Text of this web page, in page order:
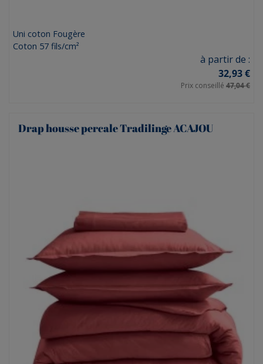
Uni coton Fougère
Coton 57 fils/cm²
à partir de :
32,93 €
Prix conseillé 47,04 €
Drap housse percale Tradilinge ACAJOU